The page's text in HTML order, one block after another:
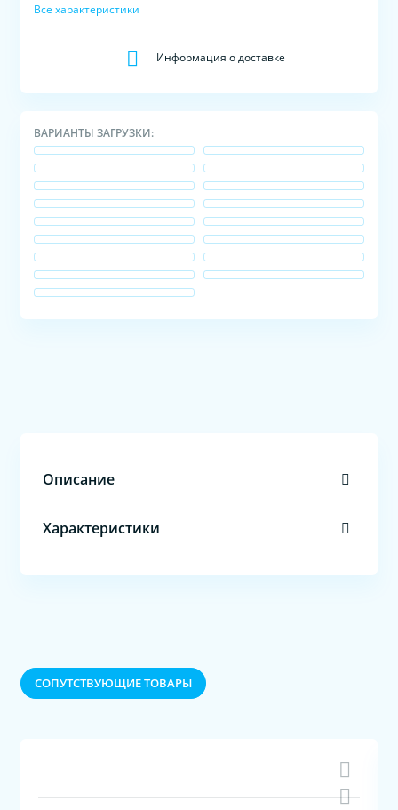
Все характеристики
Информация о доставке
ВАРИАНТЫ ЗАГРУЗКИ:
Описание
Характеристики
CОПУТСТВУЮЩИЕ ТОВАРЫ